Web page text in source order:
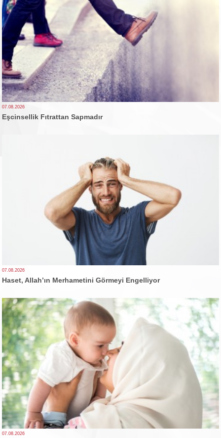
07.08.2026
Eşcinsellik Fıtrattan Sapmadır
07.08.2026
Haset, Allah’ın Merhametini Görmeyi Engelliyor
07.08.2026